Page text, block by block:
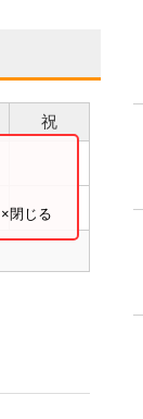
祝
×閉じる